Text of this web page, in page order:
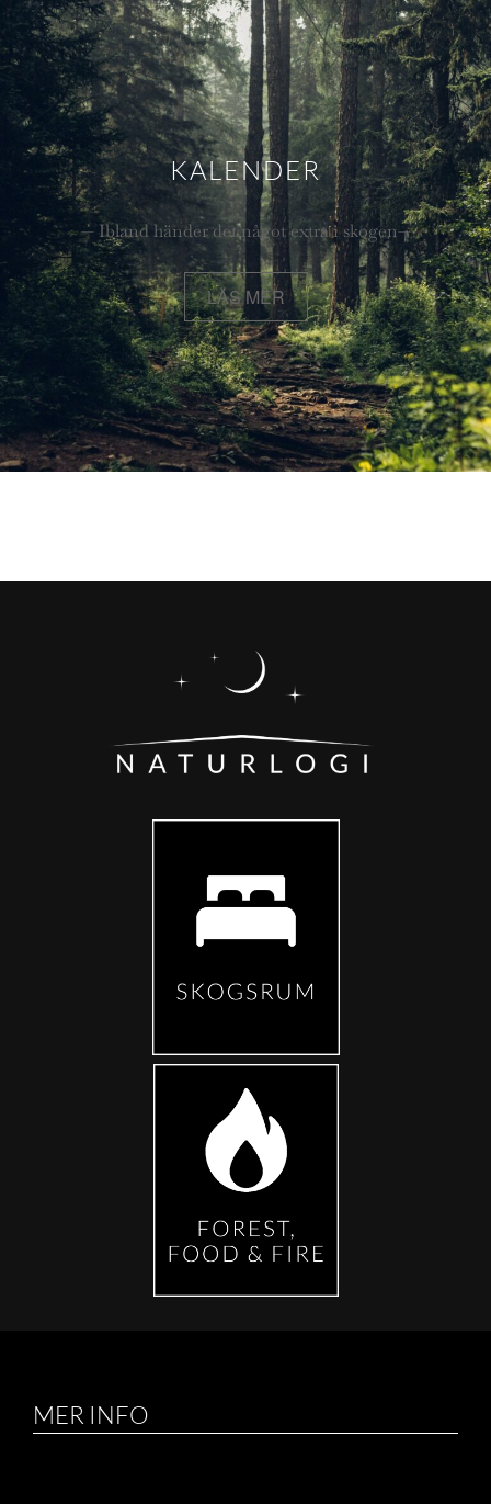
KALENDER
— Ibland händer det något extra i skogen—
LÄS MER
MER INFO